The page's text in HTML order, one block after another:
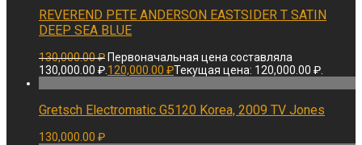
REVEREND PETE ANDERSON EASTSIDER T SATIN
DEEP SEA BLUE
130,000.00₽ Первоначальная цена составляла
130,000.00 ₽.120,000.00 ₽Текущая цена: 120,000.00 ₽.
Gretsch Electromatic G5120 Korea, 2009 TV Jones
130,000.00 ₽